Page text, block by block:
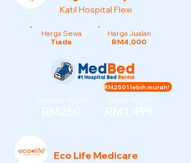
Katil Hospital Flexi
Harga Sewa
Tiada
Harga Jualan
RM4,000
Sewaan Kami
RM250
Jualan Kami
RM1,499
RM2501 lebih murah!
Eco Life Medicare